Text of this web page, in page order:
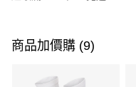
信用卡一次付款
商品加價購 (9)